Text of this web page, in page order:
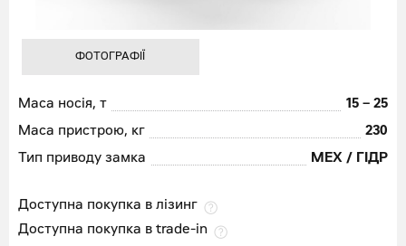
ФОТОГРАФІЇ
Маса носія, т
15 – 25
Маса пристрою, кг
230
Тип приводу замка
МЕХ / ГІДР
Доступна покупка в лізинг
Доступна покупка в trade-in